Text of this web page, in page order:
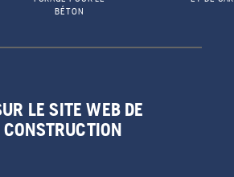
BÉTON
LE SITE WEB DE